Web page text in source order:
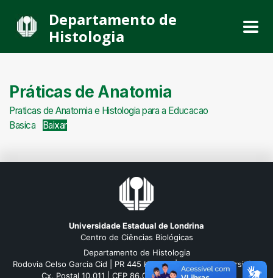
Departamento de
Histologia
Práticas de Anatomia
Praticas de Anatomia e Histologia para a Educacao
Basica
Baixar
Universidade Estadual de Londrina
Centro de Ciências Biológicas
Departamento de Histologia
Rodovia Celso Garcia Cid | PR 445 Km 380 | Campus Universitário
Cx. Postal 10.011 | CEP 86.057-970 | Londrina - PR